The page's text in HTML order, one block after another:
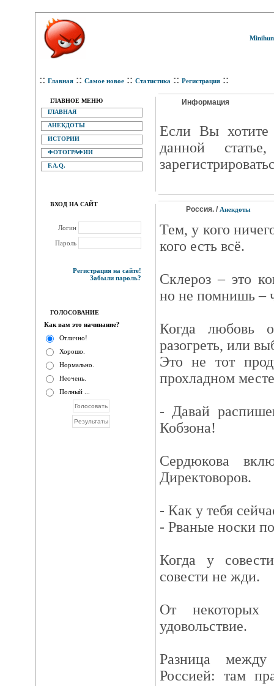
:: Главная :: Самое новое :: Статистика :: Регистрация ::
ГЛАВНОЕ МЕНЮ
ГЛАВНАЯ
АНЕКДОТЫ
ИСТОРИИ
ФОТОГРАФИИ
F.A.Q.
ВХОД НА САЙТ
Логин
Пароль
Регистрация на сайте!
Забыли пароль?
ГОЛОСОВАНИЕ
Как вам это начинание?
Отлично!
Хорошо.
Нормально.
Неочень.
Полный ...
Информация
Eсли Вы хотите
данной
Россия. / Анекдоты
Тем, у кого
кого есть всё.
Склероз – это
но не помнишь –
Когда любовь
разогреть, или
Это не тот
прохладном
- Давай
Кобзона!
Сердюкова
Директоворов.
- Как у тебя
- Рваные носки
Когда у
совести не жди.
От некоторых
удовольствие.
Разница
Россией: там